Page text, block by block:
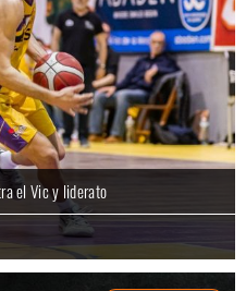
el Vic y liderato